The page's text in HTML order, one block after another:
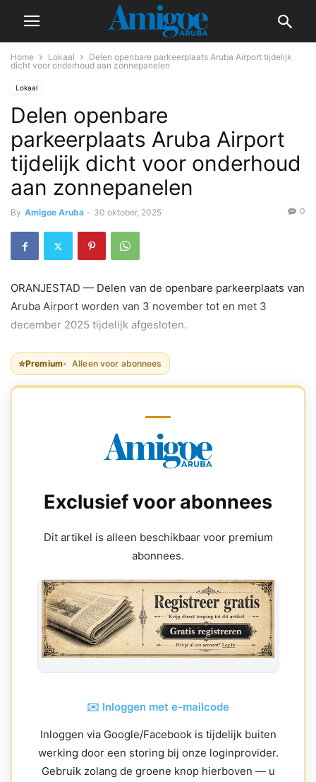
Home Lokaal
Delen openbare parkeerplaats Aruba Airport tijdelijk
dicht voor onderhoud aan zonnepanelen
Lokaal
Delen openbare
parkeerplaats Aruba Airport
tijdelijk dicht voor onderhoud
aan zonnepanelen
By Amigoe Aruba - 30 oktober, 2025 0
ORANJESTAD — Delen van de openbare parkeerplaats van
Aruba Airport worden van 3 november tot en met 3
december 2025 tijdelijk afgesloten.
⭐Premium Alleen voor abonnees
Exclusief voor abonnees
Dit artikel is alleen beschikbaar voor premium
abonnees.
✉️ Inloggen met e-mailcode
Inloggen via Google/Facebook is tijdelijk buiten
werking door een storing bij onze loginprovider.
Gebruik zolang de groene knop hierboven — u